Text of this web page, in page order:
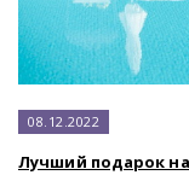
08.12.2022
Лучший подарок